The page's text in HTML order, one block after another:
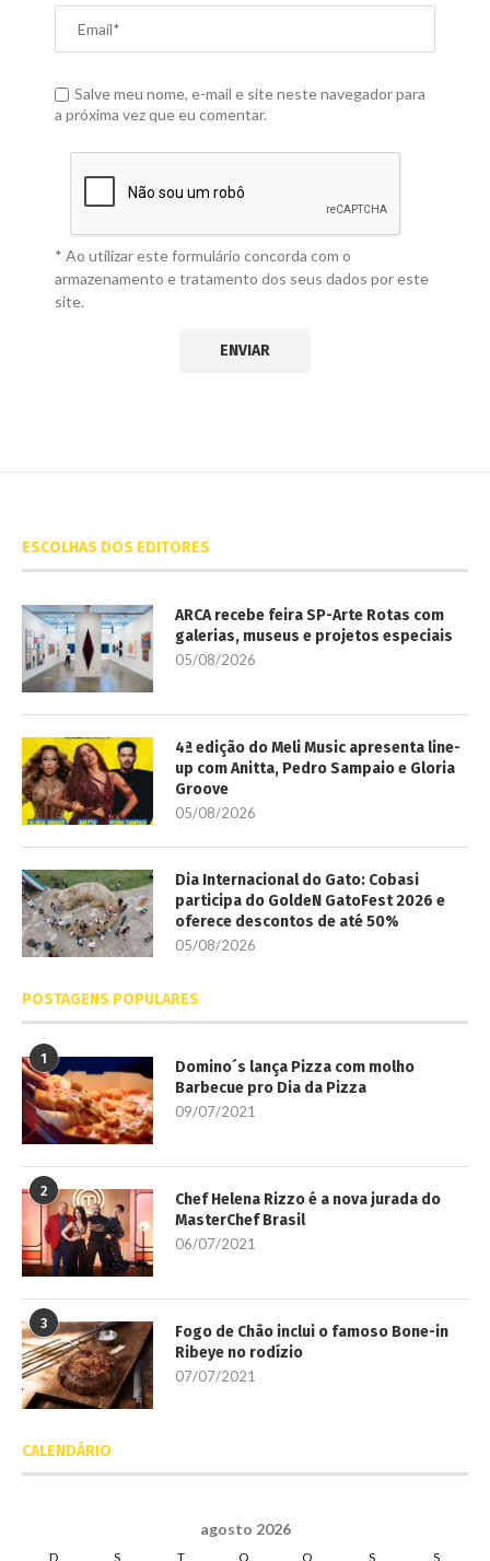
Salve meu nome, e-mail e site neste navegador para
a próxima vez que eu comentar.
* Ao utilizar este formulário concorda com o
armazenamento e tratamento dos seus dados por este
site.
ESCOLHAS DOS EDITORES
ARCA recebe feira SP-Arte Rotas com
galerias, museus e projetos especiais
05/08/2026
4ª edição do Meli Music apresenta line-
up com Anitta, Pedro Sampaio e Gloria
Groove
05/08/2026
Dia Internacional do Gato: Cobasi
participa do GoldeN GatoFest 2026 e
oferece descontos de até 50%
05/08/2026
POSTAGENS POPULARES
1
Domino´s lança Pizza com molho
Barbecue pro Dia da Pizza
09/07/2021
2
Chef Helena Rizzo é a nova jurada do
MasterChef Brasil
06/07/2021
3
Fogo de Chão inclui o famoso Bone-in
Ribeye no rodízio
07/07/2021
CALENDÁRIO
agosto 2026
D S T Q Q S S